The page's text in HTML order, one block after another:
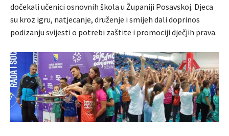
dočekali učenici osnovnih škola u Županiji Posavskoj. Djeca
su kroz igru, natjecanje, druženje i smijeh dali doprinos
podizanju svijesti o potrebi zaštite i promociji dječjih prava.